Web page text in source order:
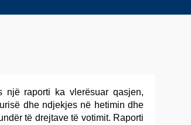
një raporti ka vlerësuar qasjen,
dhe ndjekjes në hetimin dhe
të drejtave të votimit. Raporti